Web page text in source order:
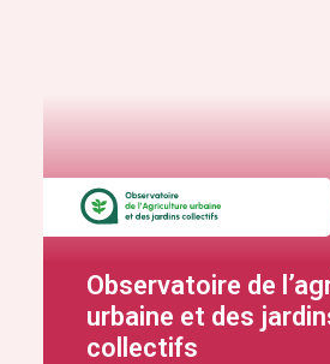
Observatoire de
urbaine et des
collectifs